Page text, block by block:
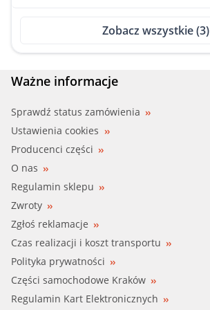
Zobacz wszystkie (3)
Ważne informacje
Sprawdź status zamówienia
Ustawienia cookies
Producenci części
O nas
Regulamin sklepu
Zwroty
Zgłoś reklamacje
Czas realizacji i koszt transportu
Polityka prywatności
Części samochodowe Kraków
Regulamin Kart Elektronicznych